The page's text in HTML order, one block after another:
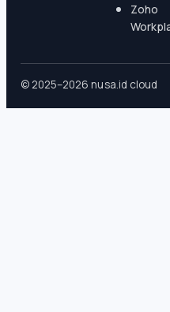
Zoho
© 2025–2026 nusa.id cloud